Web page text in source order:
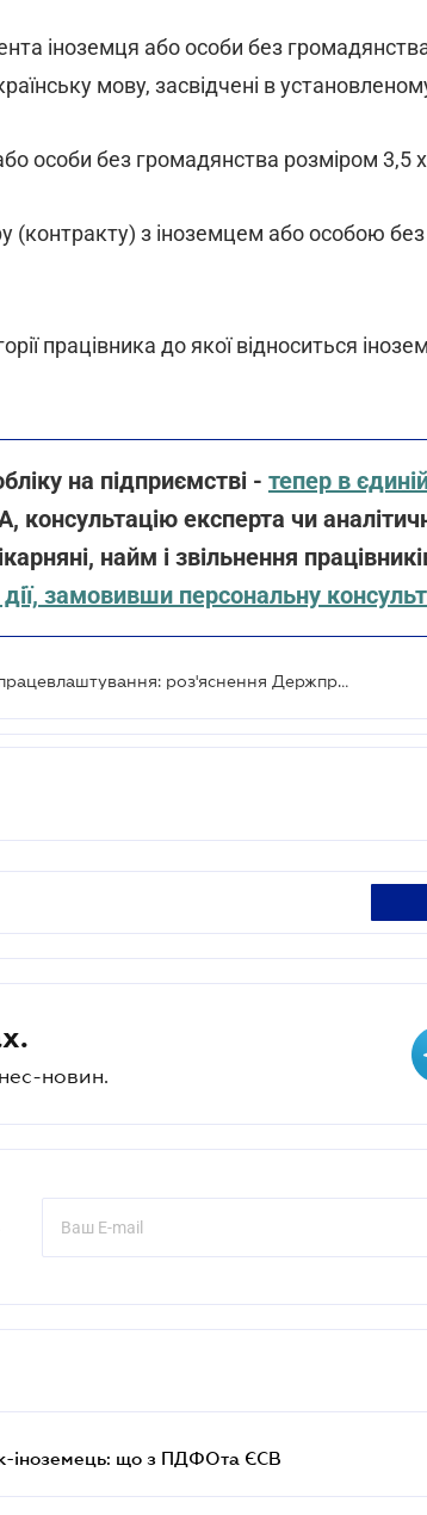
іноземця або особи без
мову, засвідчені в
особи без громадянства розміром 3,5
(контракту) з іноземцем або особою
працівника до якої відноситься
на підприємстві - тепер в
консультацію експерта чи
найм і звільнення
дії, замовивши персональну
Як оформити дозвіл на працевлаштування: роз'яснення Держпраці
новин.
іноземець: що з ПДФОта ЄСВ